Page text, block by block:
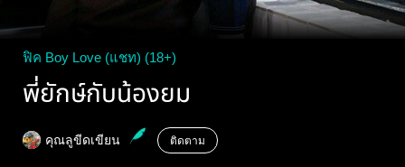
ฟิค Boy Love (แชท) (18+)
พี่ยักษ์กับน้องยม
คุณลูขีดเขียน ติดตาม